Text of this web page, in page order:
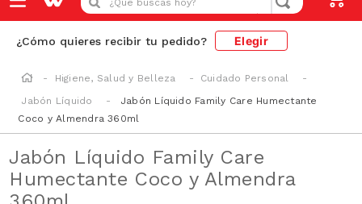
¿Cómo quieres recibir tu pedido? Elegir
Higiene, Salud y Belleza
Cuidado Personal
Jabón Líquido
Jabón Líquido Family Care Humectante
Coco y Almendra 360ml
Jabón Líquido Family Care
Humectante Coco y Almendra